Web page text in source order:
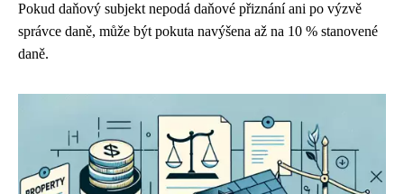
Pokud daňový subjekt nepodá daňové přiznání ani po výzvě
správce daně, může být pokuta navýšena až na 10 % stanovené
daně.